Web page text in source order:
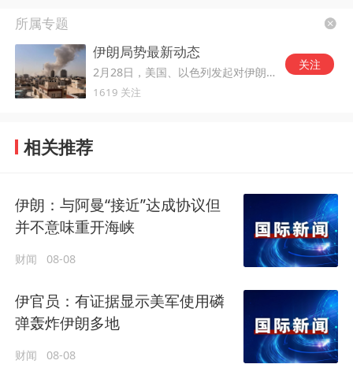
所属专题
伊朗局势最新动态
2月28日，美国、以色列发起对伊朗的军事打击。
1619 关注
关注
相关推荐
伊朗：与阿曼“接近”达成协议但
并不意味重开海峡
财闻 08-08
伊官员：有证据显示美军使用磷
弹轰炸伊朗多地
财闻 08-08